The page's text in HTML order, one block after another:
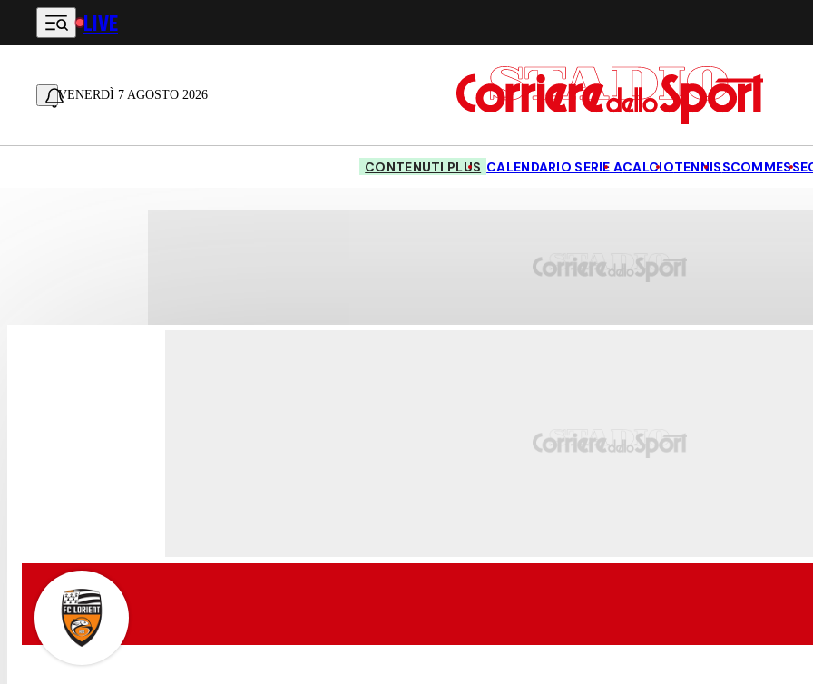
Vai al contenuto principale
LIVE
VENERDÌ 7 AGOSTO 2026
CONTENUTI PLUS CALENDARIO SERIE ACALCIOTENNISSCOMMESSE